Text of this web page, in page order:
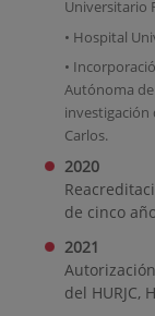
Universitario
• Hospital
•
Autónoma
investigación
Carlos.
2020
de cinco
2021
del HURJC,